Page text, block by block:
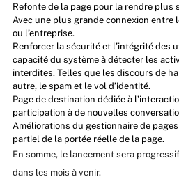
Refonte de la page pour la rendre plus
Avec une plus grande connexion
ou l’entreprise.
Renforcer la sécurité et l’intégrité des
capacité du système à détecter les
interdites. Telles que les discours de
autre, le spam et le vol d’identité.
Page de destination dédiée à
participation à de nouvelles
Améliorations du gestionnaire de
partiel de la portée réelle de la page.
En somme, le lancement sera
dans les mois à venir.